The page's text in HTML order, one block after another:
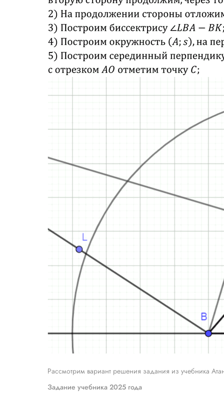
Рассмотрим вариант решения задания из учебника
Задание учебника 2025 года